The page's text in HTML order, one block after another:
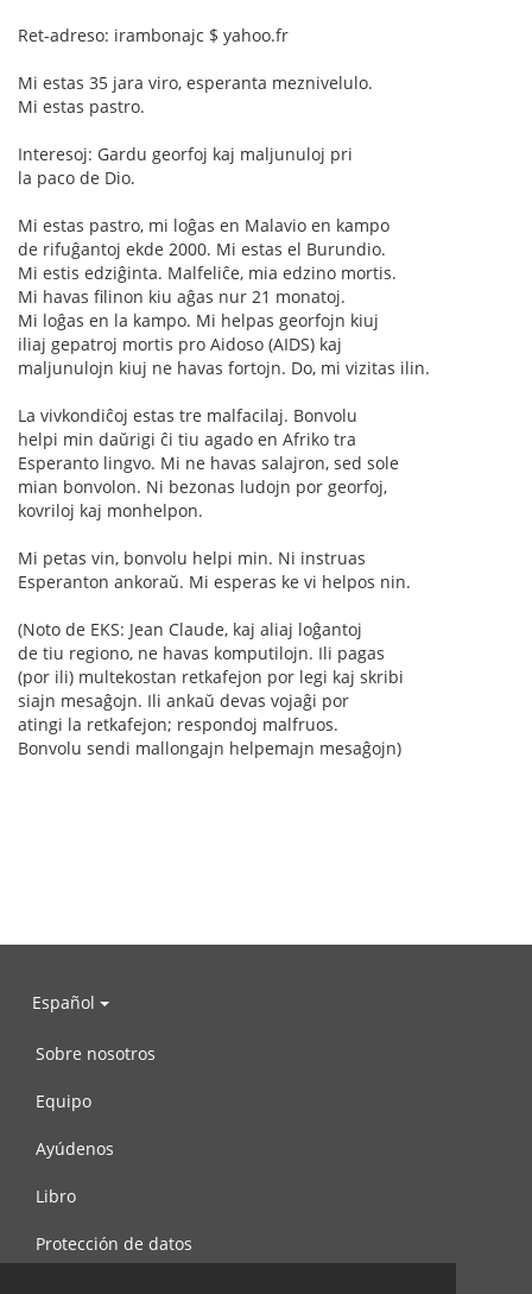
Ret-adreso: irambonajc $ yahoo.fr
Mi estas 35 jara viro, esperanta meznivelulo.
Mi estas pastro.
Interesoj: Gardu georfoj kaj maljunuloj pri
la paco de Dio.
Mi estas pastro, mi loĝas en Malavio en kampo
de rifuĝantoj ekde 2000. Mi estas el Burundio.
Mi estis edziĝinta. Malfeliĉe, mia edzino mortis.
Mi havas filinon kiu aĝas nur 21 monatoj.
Mi loĝas en la kampo. Mi helpas georfojn kiuj
iliaj gepatroj mortis pro Aidoso (AIDS) kaj
maljunulojn kiuj ne havas fortojn. Do, mi vizitas ilin.
La vivkondiĉoj estas tre malfacilaj. Bonvolu
helpi min daŭrigi ĉi tiu agado en Afriko tra
Esperanto lingvo. Mi ne havas salajron, sed sole
mian bonvolon. Ni bezonas ludojn por georfoj,
kovriloj kaj monhelpon.
Mi petas vin, bonvolu helpi min. Ni instruas
Esperanton ankoraŭ. Mi esperas ke vi helpos nin.
(Noto de EKS: Jean Claude, kaj aliaj loĝantoj
de tiu regiono, ne havas komputilojn. Ili pagas
(por ili) multekostan retkafejon por legi kaj skribi
siajn mesaĝojn. Ili ankaŭ devas vojaĝi por
atingi la retkafejon; respondoj malfruos.
Bonvolu sendi mallongajn helpemajn mesaĝojn)
Español
Sobre nosotros
Equipo
Ayúdenos
Libro
Protección de datos